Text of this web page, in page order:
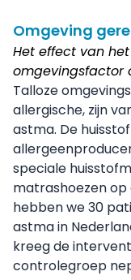
Omgeving
Het effect van
omgevingsfactor
Talloze
allergische, zijn
astma. De
speciale
matrashoezen
hebben we 30
astma in
kreeg de
controlegroep